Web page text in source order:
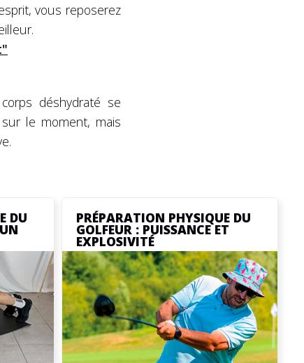
vous reposerez
déshydraté se
le moment, mais
DU PRÉPARATION PHYSIQUE DU
GOLFEUR : PUISSANCE ET
EXPLOSIVITÉ